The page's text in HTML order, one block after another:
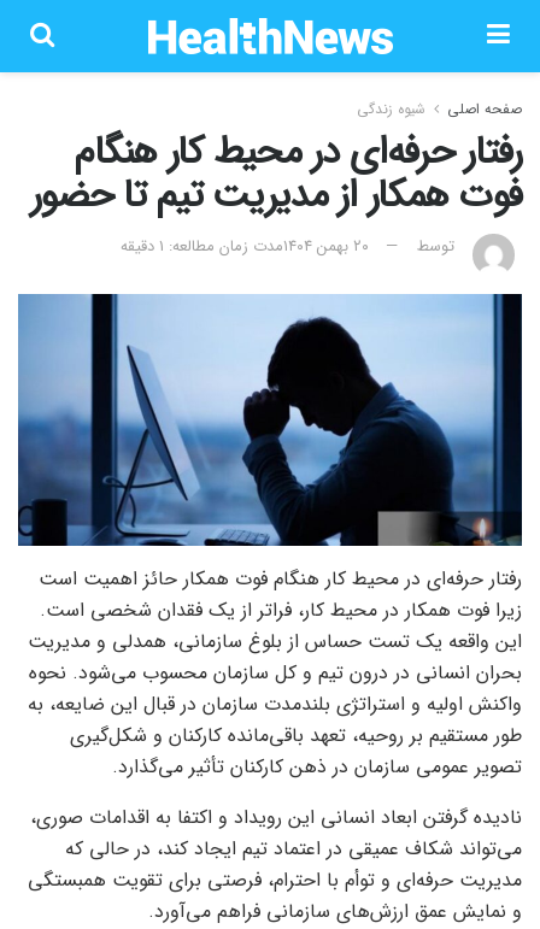
صفحه اصلی شیوه زندگی
رفتار حرفه‌ای در محیط کار هنگام
فوت همکار از مدیریت تیم تا حضور
توسط ۲۰ بهمن ۱۴۰۴ مدت زمان مطالعه: 1 دقیقه
رفتار حرفه‌ای در محیط کار هنگام فوت همکار حائز اهمیت است
زیرا فوت همکار در محیط کار، فراتر از یک فقدان شخصی است.
این واقعه یک تست حساس از بلوغ سازمانی، همدلی و مدیریت
بحران انسانی در درون تیم و کل سازمان محسوب می‌شود. نحوه
واکنش اولیه و استراتژی بلندمدت سازمان در قبال این ضایعه، به
طور مستقیم بر روحیه، تعهد باقی‌مانده کارکنان و شکل‌گیری
تصویر عمومی سازمان در ذهن کارکنان تأثیر می‌گذارد.
نادیده گرفتن ابعاد انسانی این رویداد و اکتفا به اقدامات صوری،
می‌تواند شکاف عمیقی در اعتماد تیم ایجاد کند، در حالی که
مدیریت حرفه‌ای و توأم با احترام، فرصتی برای تقویت همبستگی
و نمایش عمق ارزش‌های سازمانی فراهم می‌آورد.